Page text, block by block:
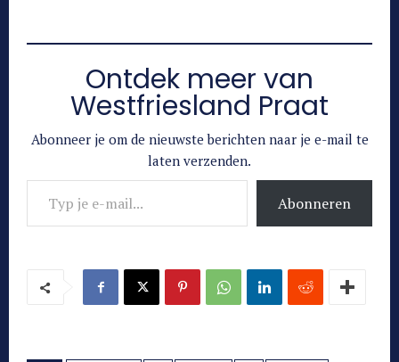
Ontdek meer van
Westfriesland Praat
Abonneer je om de nieuwste berichten naar je e-mail te
laten verzenden.
Typ je e-mail...
Abonneren